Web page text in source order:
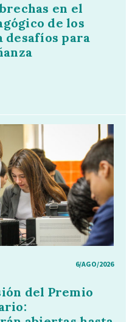
en el
de los
desafíos para
6/AGO/2026
del Premio